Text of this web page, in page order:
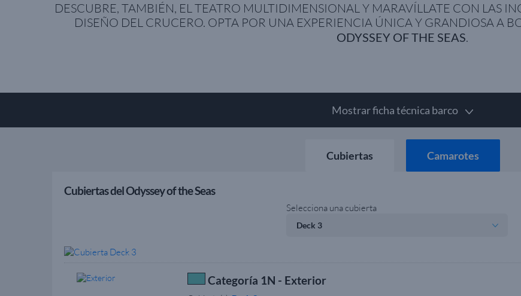
DESCUBRE, TAMBIÉN, EL TEATRO MULTIDIMENSIONAL Y MARAVÍLLATE CON LAS
DISEÑO DEL CRUCERO. OPTA POR UNA EXPERIENCIA ÚNICA Y GRANDIOSA A
ODYSSEY OF THE SEAS.
Mostrar ficha técnica barco
Cubiertas Camarotes
Cubiertas del Odyssey of the Seas
Selecciona una cubierta
Categoría 1N - Exterior